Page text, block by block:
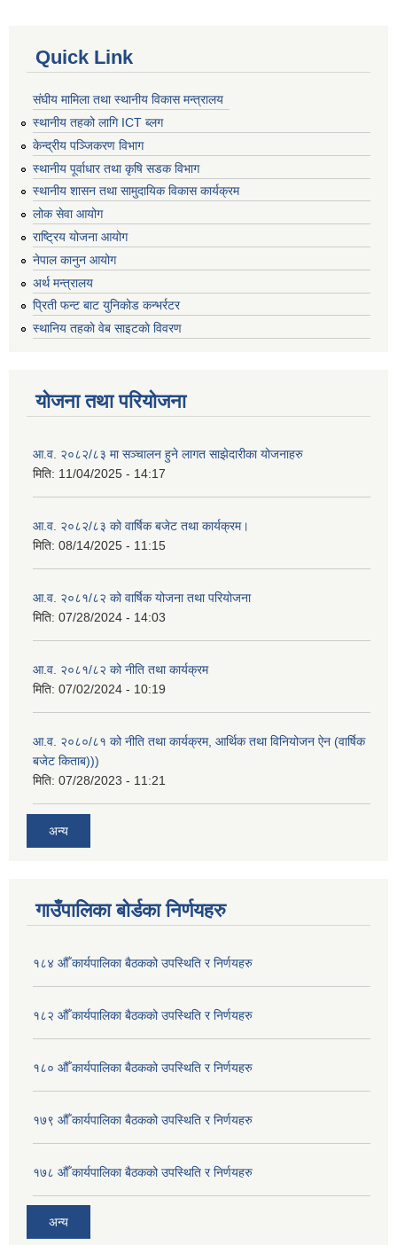
Quick Link
संघीय मामिला तथा स्थानीय विकास मन्त्रालय
स्थानीय तहको लागि ICT ब्लग
केन्द्रीय पञ्जिकरण विभाग
स्थानीय पूर्वाधार तथा कृषि सडक विभाग
स्थानीय शासन तथा सामुदायिक विकास कार्यक्रम
लोक सेवा आयोग
राष्ट्रिय योजना आयोग
नेपाल कानुन आयोग
अर्थ मन्त्रालय
प्रिती फन्ट बाट युनिकोड कन्भर्रटर
स्थानिय तहकाे वेब साइटकाे विवरण
योजना तथा परियोजना
आ.व. २०८२/८३ मा सञ्चालन हुने लागत साझेदारीका योजनाहरु
मिति: 11/04/2025 - 14:17
आ.व. २०८२/८३ को वार्षिक बजेट तथा कार्यक्रम।
मिति: 08/14/2025 - 11:15
आ.व. २०८१/८२ को वार्षिक योजना तथा परियोजना
मिति: 07/28/2024 - 14:03
आ.व. २०८१/८२ को नीति तथा कार्यक्रम
मिति: 07/02/2024 - 10:19
आ.व. २०८०/८१ को नीति तथा कार्यक्रम, आर्थिक तथा विनियोजन ऐन (वार्षिक
बजेट किताब)))
मिति: 07/28/2023 - 11:21
अन्य
गाउँपालिका बोर्डका निर्णयहरु
१८४ औँ कार्यपालिका बैठकको उपस्थिति र निर्णयहरु
१८२ औँ कार्यपालिका बैठकको उपस्थिति र निर्णयहरु
१८० औँ कार्यपालिका बैठकको उपस्थिति र निर्णयहरु
१७९ औँ कार्यपालिका बैठकको उपस्थिति र निर्णयहरु
१७८ औँ कार्यपालिका बैठकको उपस्थिति र निर्णयहरु
अन्य